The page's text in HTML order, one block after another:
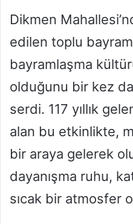
Dikmen
edilen toplu
bayramlaşma
olduğunu bir kez
serdi. 117 yıllık
alan bu etkinlikte,
bir araya gelerek
dayanışma ruhu,
sıcak bir atmosfer